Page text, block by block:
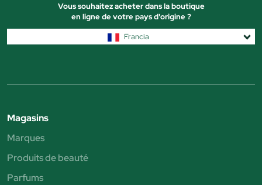
Vous souhaitez acheter dans la boutique
en ligne de votre pays d'origine ?
Francia
Magasins
Marques
Produits de beauté
Parfums